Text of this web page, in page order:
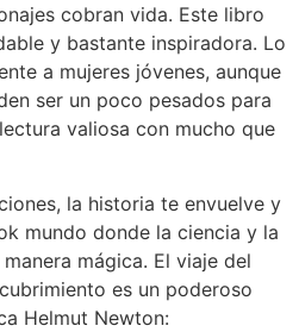
cobran vida. Este libro
y bastante inspiradora. Lo
a mujeres jóvenes, aunque
ser un poco pesados para
valiosa con mucho que
la historia te envuelve y
mundo donde la ciencia y la
mágica. El viaje del
es un poderoso
Helmut Newton: